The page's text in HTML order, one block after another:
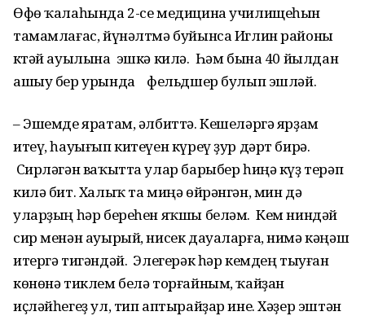
Өфө ҡалаһында 2-се медицина училищеһын
тамамлағас, йүнәлтмә буйынса Иглин районы
Үктәй ауылына эшкә килә. Һәм бына 40 йылдан
ашыу бер урында фельдшер булып эшләй.
– Эшемде яратам, әлбиттә. Кешеләргә ярҙам
итеү, һауығып китеүен күреү ҙур дәрт бирә.
Сирләгән ваҡытта улар барыбер һиңә күҙ терәп
килә бит. Халыҡ та миңә өйрәнгән, мин дә
уларҙың һәр береһен яҡшы беләм. Кем ниндәй
сир менән ауырый, нисек дауаларға, нимә кәңәш
итергә тигәндәй. Элегерәк һәр кемдең тыуған
көнөнә тиклем белә торғайным, ҡайҙан
иҫләйһегеҙ ул, тип аптырайҙар ине. Хәҙер эштән